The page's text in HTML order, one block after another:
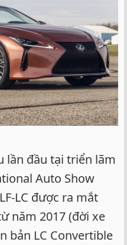
lần đầu tại triển lãm
Auto Show
LC được ra mắt
năm 2017 (đời xe
bản LC Convertible